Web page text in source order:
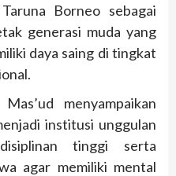
Borneo sebagai
generasi muda yang
daya saing di tingkat
menyampaikan
institusi unggulan
tinggi serta
agar memiliki mental